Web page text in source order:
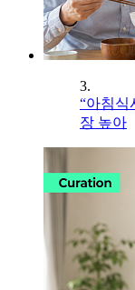
3.
“아침식
장 높아